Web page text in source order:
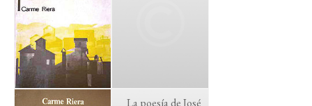
La poesía de José